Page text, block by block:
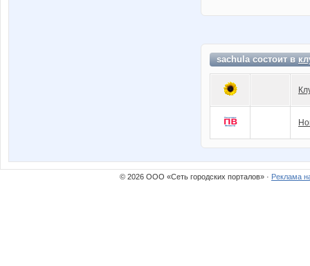
sachula состоит в
© 2026 ООО «Сеть городских порталов» · Реклама